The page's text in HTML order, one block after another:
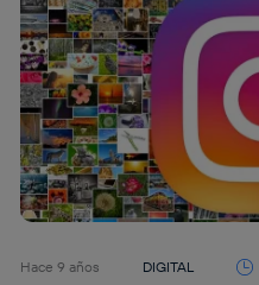
Hace 9 años DIGITAL